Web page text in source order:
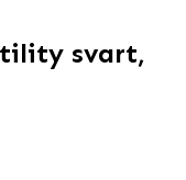
svart,